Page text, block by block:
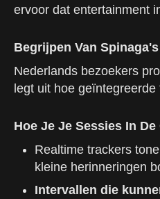
ervoor dat entertainment
Begrijpen Van
Nederlands bezoekers
legt uit hoe
Hoe Je Je Sessies In
Realtime trackers
kleine herinneringen
Intervallen die